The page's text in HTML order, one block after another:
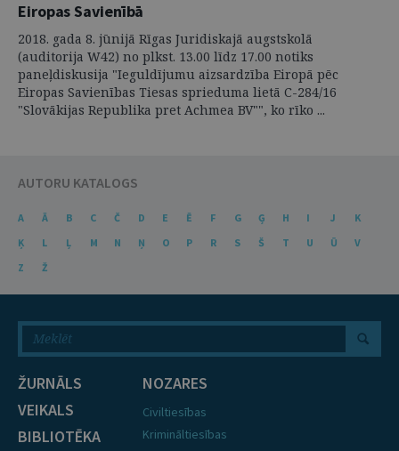
Eiropas Savienībā
2018. gada 8. jūnijā Rīgas Juridiskajā augstskolā
(auditorija W42) no plkst. 13.00 līdz 17.00 notiks
paneļdiskusija "Ieguldījumu aizsardzība Eiropā pēc
Eiropas Savienības Tiesas sprieduma lietā C-284/16
"Slovākijas Republika pret Achmea BV"", ko rīko ...
AUTORU KATALOGS
A Ā B C Č D E Ē F G Ģ H I J
K
Ķ
L Ļ M N Ņ O P R S Š T U Ū
V
Z
Ž
ŽURNĀLS
VEIKALS
BIBLIOTĒKA
NOZARES
Civiltiesības
Krimināltiesības